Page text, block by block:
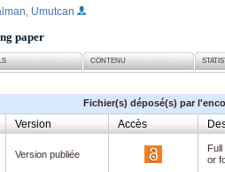
Umutcan
paper
CONTENU
Fichier(s) déposé(s) par
Version Accès
Version publiée
or